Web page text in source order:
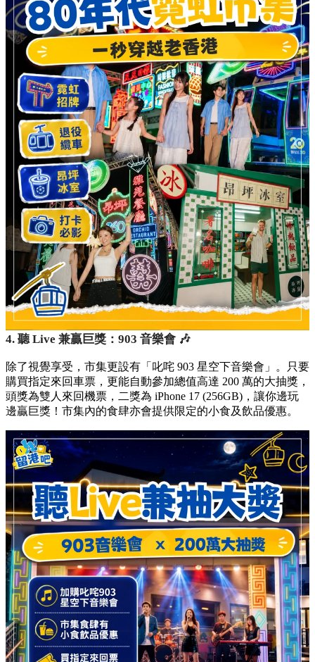
4. 聽 Live 兼贏巨獎：903 音樂會 🎶
除了視覺享受，市集更設有「叱咤 903 星空下音樂會」。只要
購買指定來回車票，更能自動參加總值高達 200 萬的大抽獎，
頭獎為雙人來回機票，二獎為 iPhone 17 (256GB)，讓你邊玩
邊贏巨獎！市集內的食肆亦會提供限定的小食及飲品優惠。